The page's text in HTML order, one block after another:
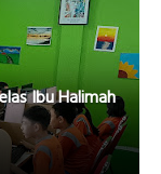
Ibu Halimah